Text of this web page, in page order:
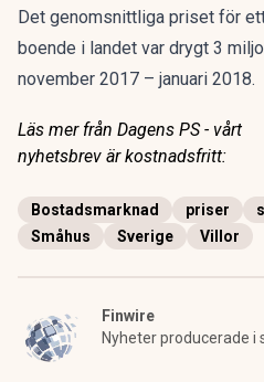
Det genomsnittliga priset för
boende i landet var drygt 3
november 2017 – januari 2018.
Läs mer från Dagens PS - vårt
nyhetsbrev är kostnadsfritt:
Bostadsmarknad priser
Småhus
Sverige Villor
Finwire
Nyheter producerade i